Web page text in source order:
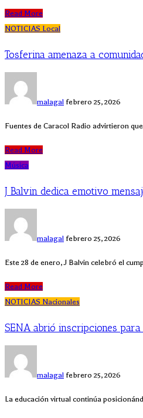
Read More
NOTICIAS Local
Tosferina amenaza a
malagal febrero 25, 2026
Fuentes de Caracol Radio advirtieron
Read More
Música
J Balvin dedica emotivo
malagal febrero 25, 2026
Este 28 de enero, J Balvin celebró el
Read More
NOTICIAS Nacionales
SENA abrió inscripciones
malagal febrero 25, 2026
La educación virtual continúa